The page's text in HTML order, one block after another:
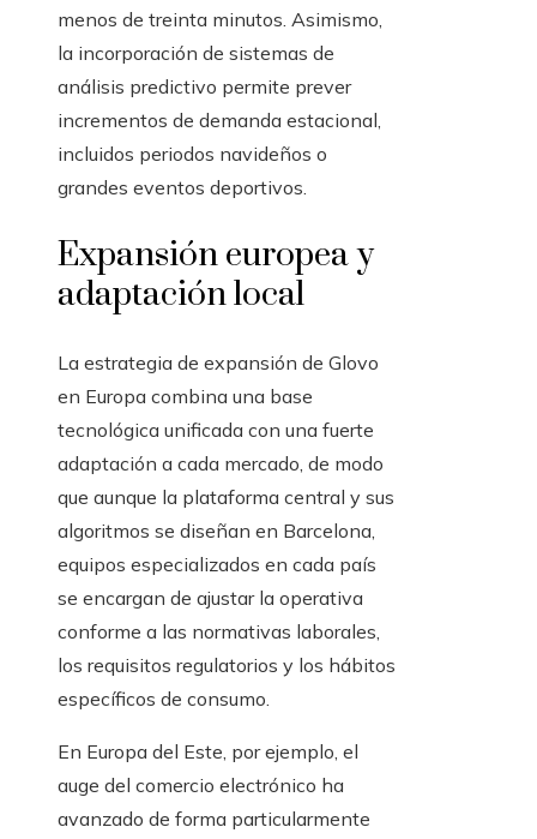
menos de treinta minutos. Asimismo,
la incorporación de sistemas de
análisis predictivo permite prever
incrementos de demanda estacional,
incluidos periodos navideños o
grandes eventos deportivos.
Expansión europea y
adaptación local
La estrategia de expansión de Glovo
en Europa combina una base
tecnológica unificada con una fuerte
adaptación a cada mercado, de modo
que aunque la plataforma central y sus
algoritmos se diseñan en Barcelona,
equipos especializados en cada país
se encargan de ajustar la operativa
conforme a las normativas laborales,
los requisitos regulatorios y los hábitos
específicos de consumo.
En Europa del Este, por ejemplo, el
auge del comercio electrónico ha
avanzado de forma particularmente